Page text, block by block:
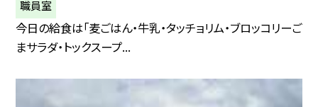
職員室
今日の給食は「麦ごはん・牛乳・タッチョリム・ブロッコリーご
まサラダ・トックスープ...